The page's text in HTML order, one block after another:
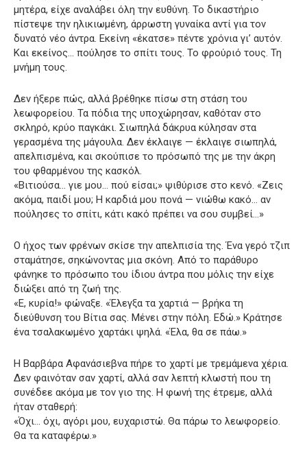
μητέρα, είχε αναλάβει όλη την ευθύνη. Το δικαστήριο
πίστεψε την ηλικιωμένη, άρρωστη γυναίκα αντί για τον
δυνατό νέο άντρα. Εκείνη «έκατσε» πέντε χρόνια γι’ αυτόν.
Και εκείνος… πούλησε το σπίτι τους. Το φρούριό τους. Τη
μνήμη τους.
Δεν ήξερε πώς, αλλά βρέθηκε πίσω στη στάση του
λεωφορείου. Τα πόδια της υποχώρησαν, καθόταν στο
σκληρό, κρύο παγκάκι. Σιωπηλά δάκρυα κύλησαν στα
γερασμένα της μάγουλα. Δεν έκλαιγε — έκλαιγε σιωπηλά,
απελπισμένα, και σκούπισε το πρόσωπό της με την άκρη
του φθαρμένου της κασκόλ.
«Βιτιούσα… γιε μου… πού είσαι;» ψιθύρισε στο κενό. «Ζεις
ακόμα, παιδί μου; Η καρδιά μου πονά — νιώθω κακό… αν
πούλησες το σπίτι, κάτι κακό πρέπει να σου συμβεί…»
Ο ήχος των φρένων σκίσε την απελπισία της. Ένα γερό τζιπ
σταμάτησε, σηκώνοντας μια σκόνη. Από το παράθυρο
φάνηκε το πρόσωπο του ίδιου άντρα που μόλις την είχε
διώξει από τη ζωή της.
«Ε, κυρία!» φώναξε. «Έλεγξα τα χαρτιά — βρήκα τη
διεύθυνση του Βίτια σας. Μένει στην πόλη. Εδώ.» Κράτησε
ένα τσαλακωμένο χαρτάκι ψηλά. «Έλα, θα σε πάω.»
Η Βαρβάρα Αφανάσιεβνα πήρε το χαρτί με τρεμάμενα χέρια.
Δεν φαινόταν σαν χαρτί, αλλά σαν λεπτή κλωστή που τη
συνέδεε ακόμα με τον γιο της. Η φωνή της έτρεμε, αλλά
ήταν σταθερή:
«Όχι… όχι, αγόρι μου, ευχαριστώ. Θα πάρω το λεωφορείο.
Θα τα καταφέρω.»